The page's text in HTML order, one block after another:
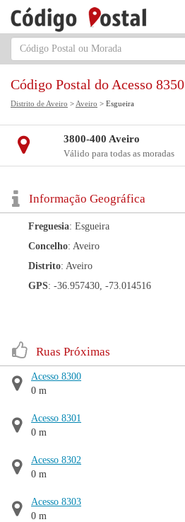
Código Postal do Acesso 8350
Distrito de Aveiro > Aveiro > Esgueira
3800-400 Aveiro
Válido para todas as moradas
Informação Geográfica
Freguesia: Esgueira
Concelho: Aveiro
Distrito: Aveiro
GPS: -36.957430, -73.014516
Ruas Próximas
Acesso 8300
0 m
Acesso 8301
0 m
Acesso 8302
0 m
Acesso 8303
0 m